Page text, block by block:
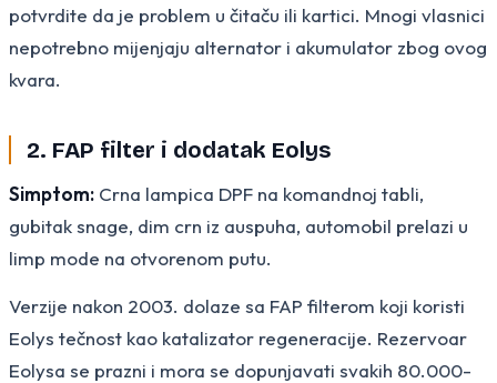
potvrdite da je problem u čitaču ili kartici. Mnogi vlasnici
nepotrebno mijenjaju alternator i akumulator zbog ovog
kvara.
2. FAP filter i dodatak Eolys
Simptom: Crna lampica DPF na komandnoj tabli,
gubitak snage, dim crn iz auspuha, automobil prelazi u
limp mode na otvorenom putu.
Verzije nakon 2003. dolaze sa FAP filterom koji koristi
Eolys tečnost kao katalizator regeneracije. Rezervoar
Eolysa se prazni i mora se dopunjavati svakih 80.000-